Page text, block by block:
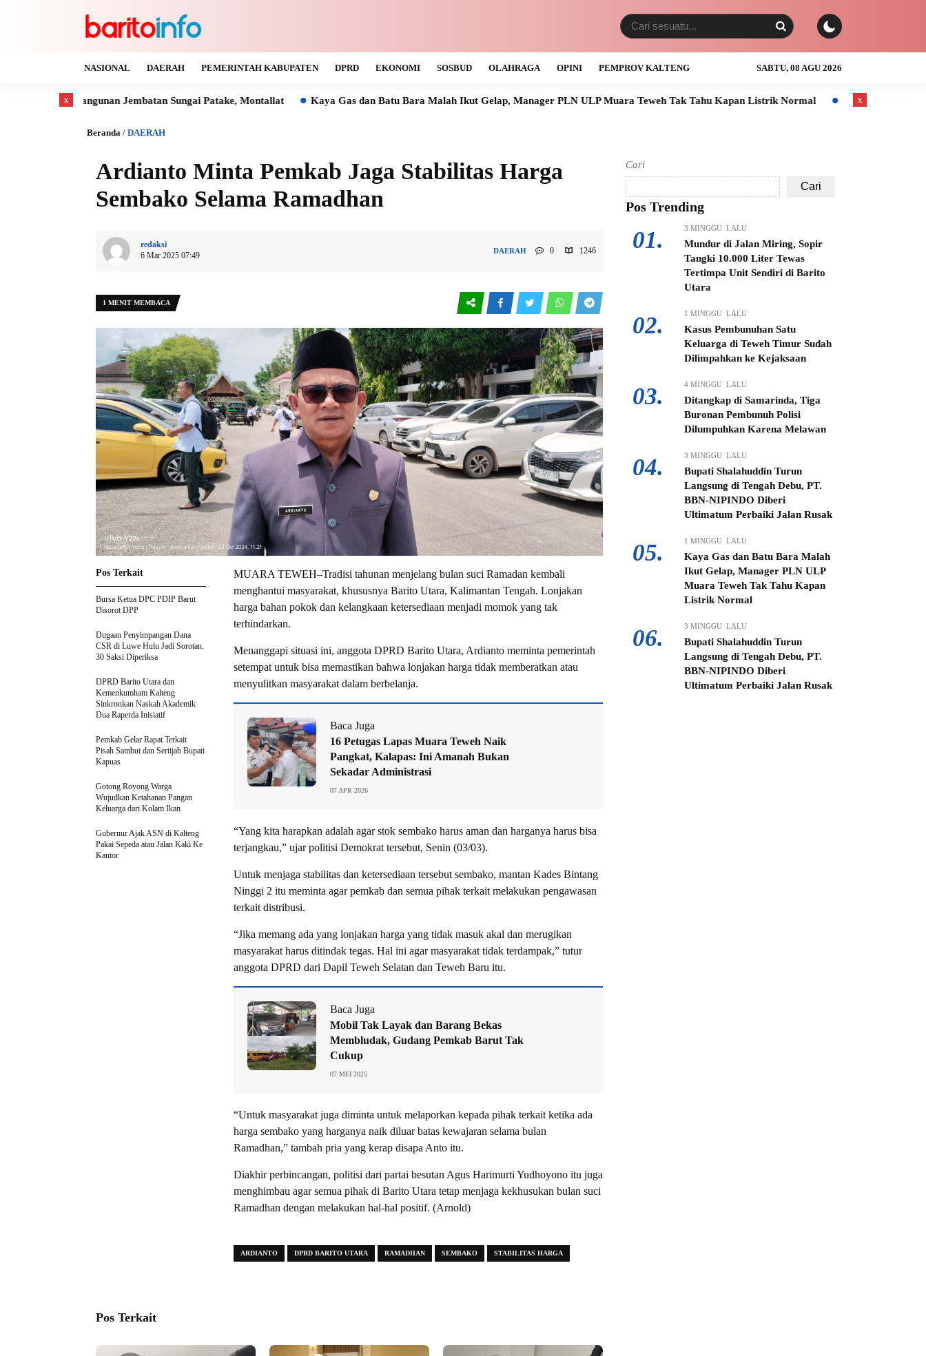
NASIONAL DAERAH PEMERINTAH KABUPATEN DPRD EKONOMI SOSBUD OLAHRAGA OPINI PEMPROV KALTENG SABTU, 08 AGU 2026
Jembatan Sungai Patake, Montallat Kaya Gas dan Batu Bara Malah Ikut Gelap, Manager PLN ULP Muara Teweh Tak Tahu Kapan Listrik Normal Anak Usia 3 Tahun Tewas
Beranda / DAERAH
Ardianto Minta Pemkab Jaga Stabilitas Harga
Sembako Selama Ramadhan
redaksi
6 Mar 2025 07:49
DAERAH 0 1246
1 MENIT MEMBACA
MUARA TEWEH–Tradisi tahunan menjelang bulan suci Ramadan kembali
menghantui masyarakat, khususnya Barito Utara, Kalimantan Tengah. Lonjakan
harga bahan pokok dan kelangkaan ketersediaan menjadi momok yang tak
terhindarkan.
Menanggapi situasi ini, anggota DPRD Barito Utara, Ardianto meminta pemerintah
setempat untuk bisa memastikan bahwa lonjakan harga tidak memberatkan atau
menyulitkan masyarakat dalam berbelanja.
Baca Juga
16 Petugas Lapas Muara Teweh Naik
Pangkat, Kalapas: Ini Amanah Bukan
Sekadar Administrasi
07 APR 2026
“Yang kita harapkan adalah agar stok sembako harus aman dan harganya harus bisa
terjangkau,” ujar politisi Demokrat tersebut, Senin (03/03).
Untuk menjaga stabilitas dan ketersediaan tersebut sembako, mantan Kades Bintang
Ninggi 2 itu meminta agar pemkab dan semua pihak terkait melakukan pengawasan
terkait distribusi.
“Jika memang ada yang lonjakan harga yang tidak masuk akal dan merugikan
masyarakat harus ditindak tegas. Hal ini agar masyarakat tidak terdampak,” tutur
anggota DPRD dari Dapil Teweh Selatan dan Teweh Baru itu.
Baca Juga
Mobil Tak Layak dan Barang Bekas
Membludak, Gudang Pemkab Barut Tak
Cukup
07 MEI 2025
“Untuk masyarakat juga diminta untuk melaporkan kepada pihak terkait ketika ada
harga sembako yang harganya naik diluar batas kewajaran selama bulan
Ramadhan,” tambah pria yang kerap disapa Anto itu.
Diakhir perbincangan, politisi dari partai besutan Agus Harimurti Yudhoyono itu juga
menghimbau agar semua pihak di Barito Utara tetap menjaga kekhusukan bulan suci
Ramadhan dengan melakukan hal-hal positif. (Arnold)
ARDIANTO DPRD BARITO UTARA RAMADHAN SEMBAKO STABILITAS HARGA
Pos Terkait
Bursa Ketua DPC PDIP Barut
Disorot DPP
Dugaan Penyimpangan Dana
CSR di Luwe Hulu Jadi Sorotan,
30 Saksi Diperiksa
DPRD Barito Utara dan
Kemenkumham Kalteng
Sinkronkan Naskah Akademik
Dua Raperda Inisiatif
Pemkab Gelar Rapat Terkait
Pisah Sambut dan Sertijab Bupati
Kapuas
Gotong Royong Warga
Wujudkan Ketahanan Pangan
Keluarga dari Kolam Ikan
Gubernur Ajak ASN di Kalteng
Pakai Sepeda atau Jalan Kaki Ke
Kantor
Pos Terkait
Cari
Cari
Pos Trending
01. 3 MINGGU LALU
Mundur di Jalan Miring, Sopir
Tangki 10.000 Liter Tewas
Tertimpa Unit Sendiri di Barito
Utara
02. 1 MINGGU LALU
Kasus Pembunuhan Satu
Keluarga di Teweh Timur Sudah
Dilimpahkan ke Kejaksaan
03. 4 MINGGU LALU
Ditangkap di Samarinda, Tiga
Buronan Pembunuh Polisi
Dilumpuhkan Karena Melawan
04. 3 MINGGU LALU
Bupati Shalahuddin Turun
Langsung di Tengah Debu, PT.
BBN-NIPINDO Diberi
Ultimatum Perbaiki Jalan Rusak
05. 1 MINGGU LALU
Kaya Gas dan Batu Bara Malah
Ikut Gelap, Manager PLN ULP
Muara Teweh Tak Tahu Kapan
Listrik Normal
06. 3 MINGGU LALU
Bupati Shalahuddin Turun
Langsung di Tengah Debu, PT.
BBN-NIPINDO Diberi
Ultimatum Perbaiki Jalan Rusak
x x